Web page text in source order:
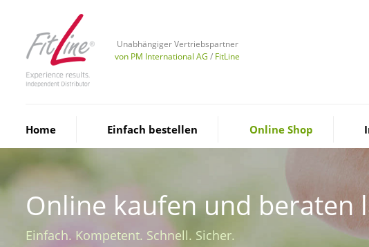
Unabhängiger Vertriebspartner
von PM International AG / FitLine
Home Einfach bestellen Online Shop
Online kaufen und beraten
Einfach. Kompetent. Schnell. Sicher.